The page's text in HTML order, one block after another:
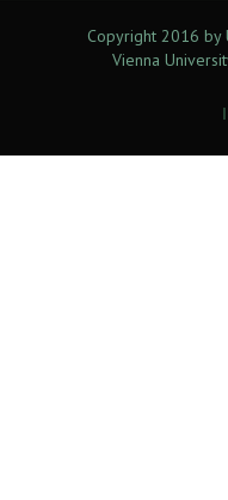
Copyright 2016 by
Vienna